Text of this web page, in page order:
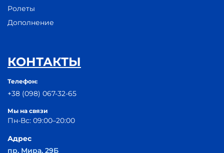
Ролеты
Дополнение
КОНТАКТЫ
Телефон:
+38 (098) 067-32-65
Мы на связи
Пн-Вс: 09:00–20:00
Адрес
пр. Мира, 29Б